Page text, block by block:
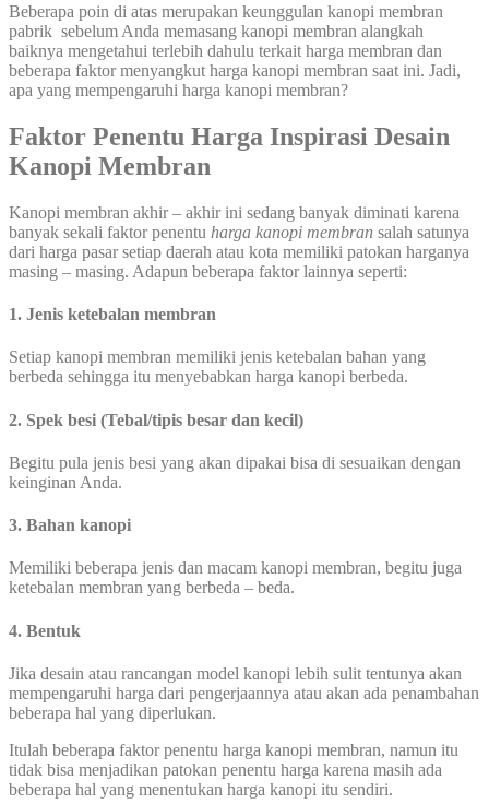
Beberapa poin di atas merupakan keunggulan kanopi membran
pabrik sebelum Anda memasang kanopi membran alangkah
baiknya mengetahui terlebih dahulu terkait harga membran dan
beberapa faktor menyangkut harga kanopi membran saat ini. Jadi,
apa yang mempengaruhi harga kanopi membran?
Faktor Penentu Harga Inspirasi Desain
Kanopi Membran
Kanopi membran akhir – akhir ini sedang banyak diminati karena
banyak sekali faktor penentu harga kanopi membran salah satunya
dari harga pasar setiap daerah atau kota memiliki patokan harganya
masing – masing. Adapun beberapa faktor lainnya seperti:
1. Jenis ketebalan membran
Setiap kanopi membran memiliki jenis ketebalan bahan yang
berbeda sehingga itu menyebabkan harga kanopi berbeda.
2. Spek besi (Tebal/tipis besar dan kecil)
Begitu pula jenis besi yang akan dipakai bisa di sesuaikan dengan
keinginan Anda.
3. Bahan kanopi
Memiliki beberapa jenis dan macam kanopi membran, begitu juga
ketebalan membran yang berbeda – beda.
4. Bentuk
Jika desain atau rancangan model kanopi lebih sulit tentunya akan
mempengaruhi harga dari pengerjaannya atau akan ada penambahan
beberapa hal yang diperlukan.
Itulah beberapa faktor penentu harga kanopi membran, namun itu
tidak bisa menjadikan patokan penentu harga karena masih ada
beberapa hal yang menentukan harga kanopi itu sendiri.